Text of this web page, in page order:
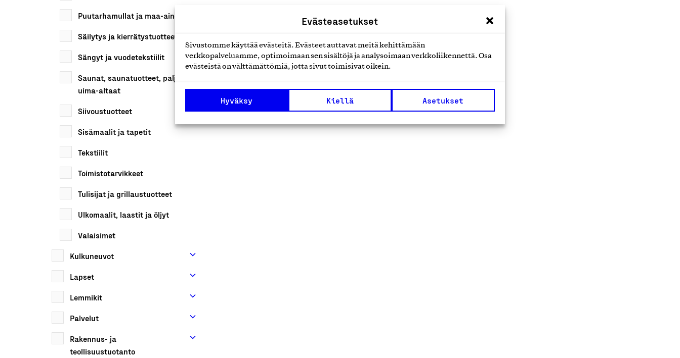
Evästeasetukset
Sivustomme käyttää evästeitä. Evästeet auttavat meitä kehittämään
verkkopalveluamme, optimoimaan sen sisältöjä ja analysoimaan verkkoliikennettä. Osa
evästeistä on välttämättömiä, jotta sivut toimisivat oikein.
Hyväksy Kiellä Asetukset
Puutarhamullat ja maa-ainekset
Säilytys ja kierrätystuotteet
Sängyt ja vuodetekstiilit
Saunat, saunatuotteet, paljut ja
uima-altaat
Siivoustuotteet
Sisämaalit ja tapetit
Tekstiilit
Toimistotarvikkeet
Tulisijat ja grillaustuotteet
Ulkomaalit, laastit ja öljyt
Valaisimet
Kulkuneuvot
Lapset
Lemmikit
Palvelut
Rakennus- ja
teollisuustuotanto
Edellinen 123